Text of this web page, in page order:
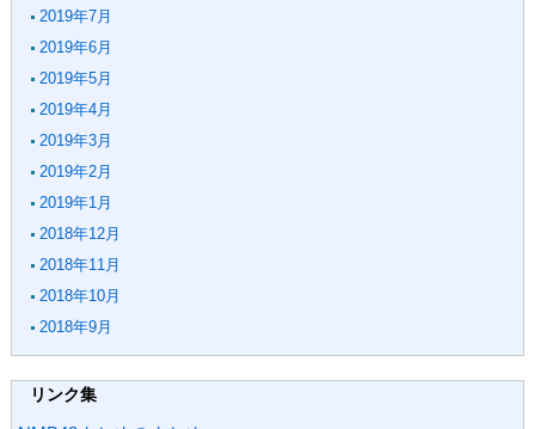
2019年7月
2019年6月
2019年5月
2019年4月
2019年3月
2019年2月
2019年1月
2018年12月
2018年11月
2018年10月
2018年9月
リンク集